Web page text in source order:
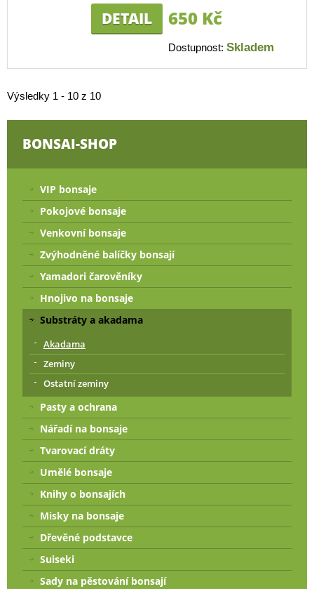
DETAIL 650 Kč
Dostupnost: Skladem
Výsledky 1 - 10 z 10
BONSAI-SHOP
VIP bonsaje
Pokojové bonsaje
Venkovní bonsaje
Zvýhodněné balíčky bonsají
Yamadori čarověníky
Hnojivo na bonsaje
Substráty a akadama
Akadama
Zeminy
Ostatní zeminy
Pasty a ochrana
Nářadí na bonsaje
Tvarovací dráty
Umělé bonsaje
Knihy o bonsajích
Misky na bonsaje
Dřevěné podstavce
Suiseki
Sady na pěstování bonsají